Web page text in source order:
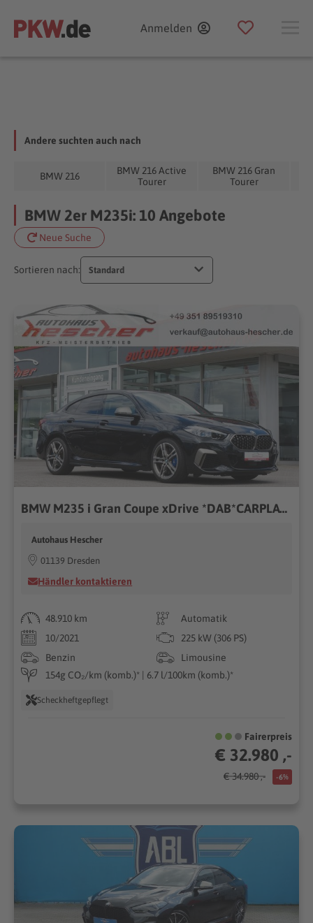
Anmelden
Andere suchten auch nach
BMW 216
BMW 216 Active
Tourer
BMW 216 Gran
Tourer
BMW 2er M235i: 10 Angebote
Neue Suche
Sortieren nach: Standard
BMW M235 i Gran Coupe xDrive *DAB*CARPLAY*KAMERA*
Autohaus Hescher
01139 Dresden
Händler kontaktieren
48.910 km
Automatik
10/2021
225 kW (306 PS)
Benzin
Limousine
154g CO₂/km (komb.)* | 6.7 l/100km (komb.)*
Scheckheftgepflegt
Fairerpreis
€ 32.980 ,-
€ 34.980 ,- -6%